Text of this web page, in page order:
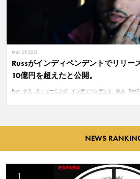
Mar. 05 2021
Russがインディペンデントでリリー
10億円を超えたと公開。
Russ ラス ストリーミング インディペンデント 収入
NEWS